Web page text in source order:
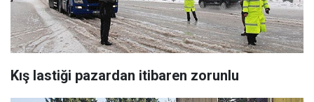
Kış lastiği pazardan itibaren zorunlu